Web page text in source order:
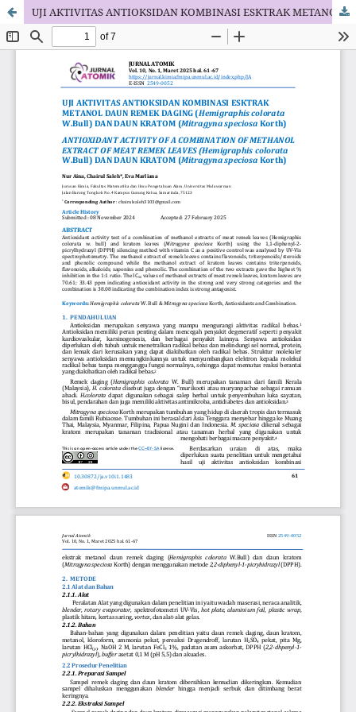
UJI AKTIVITAS ANTIOKSIDAN KOMBINASI ESKTRAK METANOL DAUN REMEK DAGING (Hemigraphis colorata W.Bull) DAN DAUN KRATOM (Mitragyna speciosa Korth)